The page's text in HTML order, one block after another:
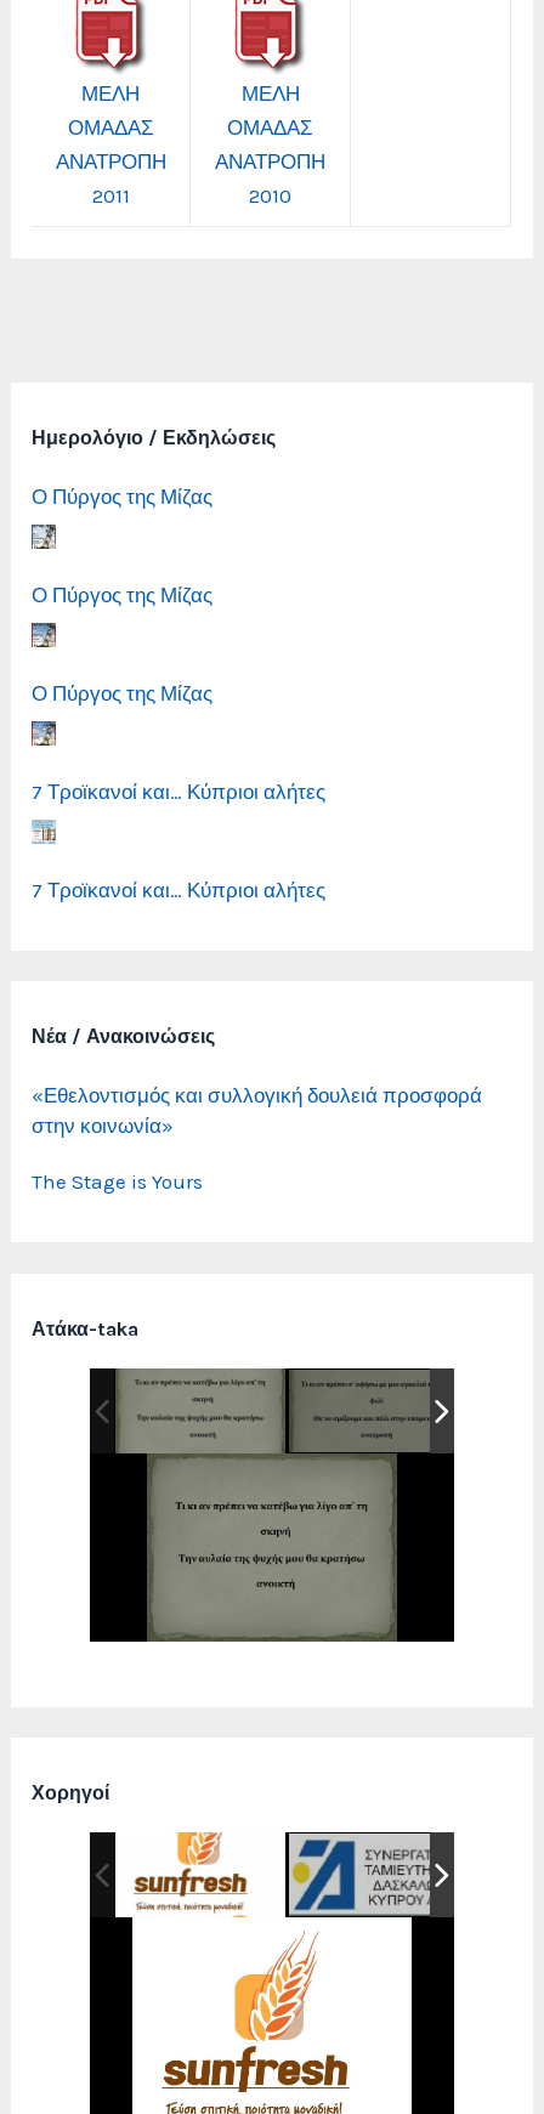
ΜΕΛΗ
ΟΜΑΔΑΣ
ΑΝΑΤΡΟΠΗ
2011
ΜΕΛΗ
ΟΜΑΔΑΣ
ΑΝΑΤΡΟΠΗ
2010
Ημερολόγιο / Εκδηλώσεις
Ο Πύργος της Μίζας
Ο Πύργος της Μίζας
Ο Πύργος της Μίζας
7 Τροϊκανοί και… Κύπριοι αλήτες
7 Τροϊκανοί και… Κύπριοι αλήτες
Νέα / Ανακοινώσεις
«Εθελοντισμός και συλλογική δουλειά προσφορά
στην κοινωνία»
The Stage is Yours
Ατάκα-taka
Χορηγοί